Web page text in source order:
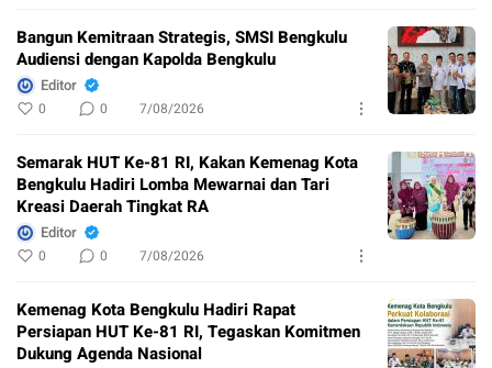
Bangun Kemitraan Strategis, SMSI Bengkulu
Audiensi dengan Kapolda Bengkulu
Editor
0 0 7/08/2026
Semarak HUT Ke-81 RI, Kakan Kemenag Kota
Bengkulu Hadiri Lomba Mewarnai dan Tari
Kreasi Daerah Tingkat RA
Editor
0 0 7/08/2026
Kemenag Kota Bengkulu Hadiri Rapat
Persiapan HUT Ke-81 RI, Tegaskan Komitmen
Dukung Agenda Nasional